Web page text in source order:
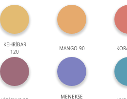
KEHRİBAR
120
MANGO 90
MENEKŞE